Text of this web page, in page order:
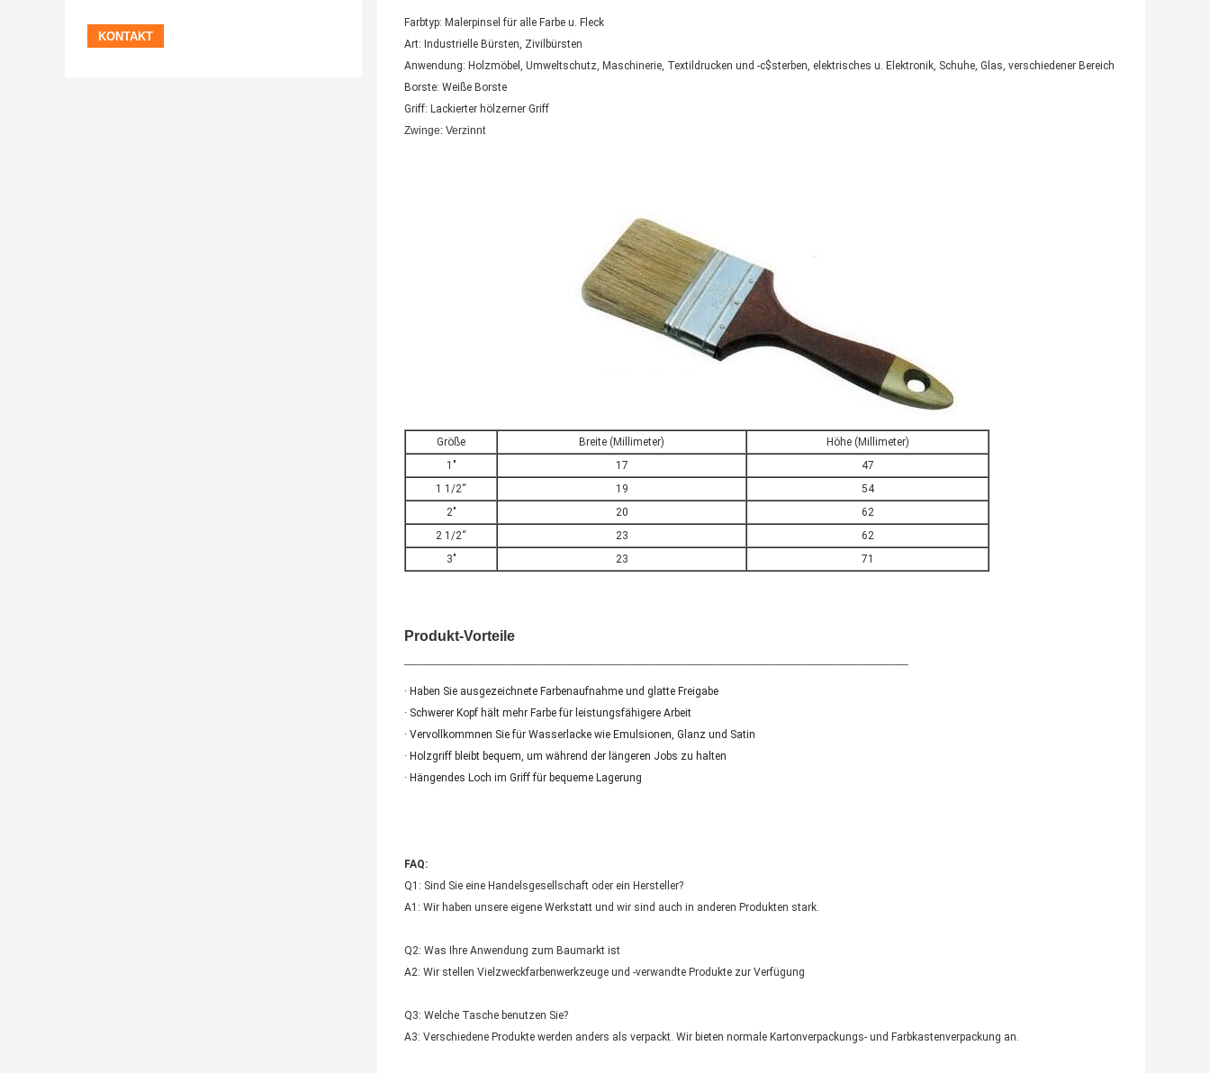
Farbtyp: Malerpinsel für alle Farbe u. Fleck
Art: Industrielle Bürsten, Zivilbürsten
Anwendung: Holzmöbel, Umweltschutz, Maschinerie, Textildrucken und -c$sterben, elektrisches u. Elektronik, Schuhe, Glas, verschiedener Bereich
Borste: Weiße Borste
Griff: Lackierter hölzerner Griff
Zwinge: Verzinnt
Größe Breite (Millimeter)
Höhe (Millimeter)
1"
17
47
1 1/2“
19
54
2"
20
62
2 1/2“
23
62
3"
23 71
Produkt-Vorteile
· Haben Sie ausgezeichnete Farbenaufnahme und glatte Freigabe
· Schwerer Kopf hält mehr Farbe für leistungsfähigere Arbeit
· Vervollkommnen Sie für Wasserlacke wie Emulsionen, Glanz und Satin
· Holzgriff bleibt bequem, um während der längeren Jobs zu halten
· Hängendes Loch im Griff für bequeme Lagerung
FAQ:
Q1: Sind Sie eine Handelsgesellschaft oder ein Hersteller?
A1: Wir haben unsere eigene Werkstatt und wir sind auch in anderen Produkten stark.
Q2: Was Ihre Anwendung zum Baumarkt ist
A2: Wir stellen Vielzweckfarbenwerkzeuge und -verwandte Produkte zur Verfügung
Q3: Welche Tasche benutzen Sie?
A3: Verschiedene Produkte werden anders als verpackt. Wir bieten normale Kartonverpackungs- und Farbkastenverpackung an.